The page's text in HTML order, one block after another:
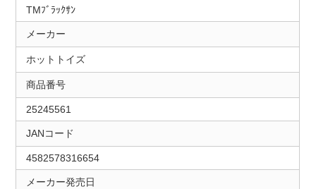
TMﾌﾞﾗｯｸｻﾝ
メーカー
ホットトイズ
商品番号
25245561
JANコード
4582578316654
メーカー発売日